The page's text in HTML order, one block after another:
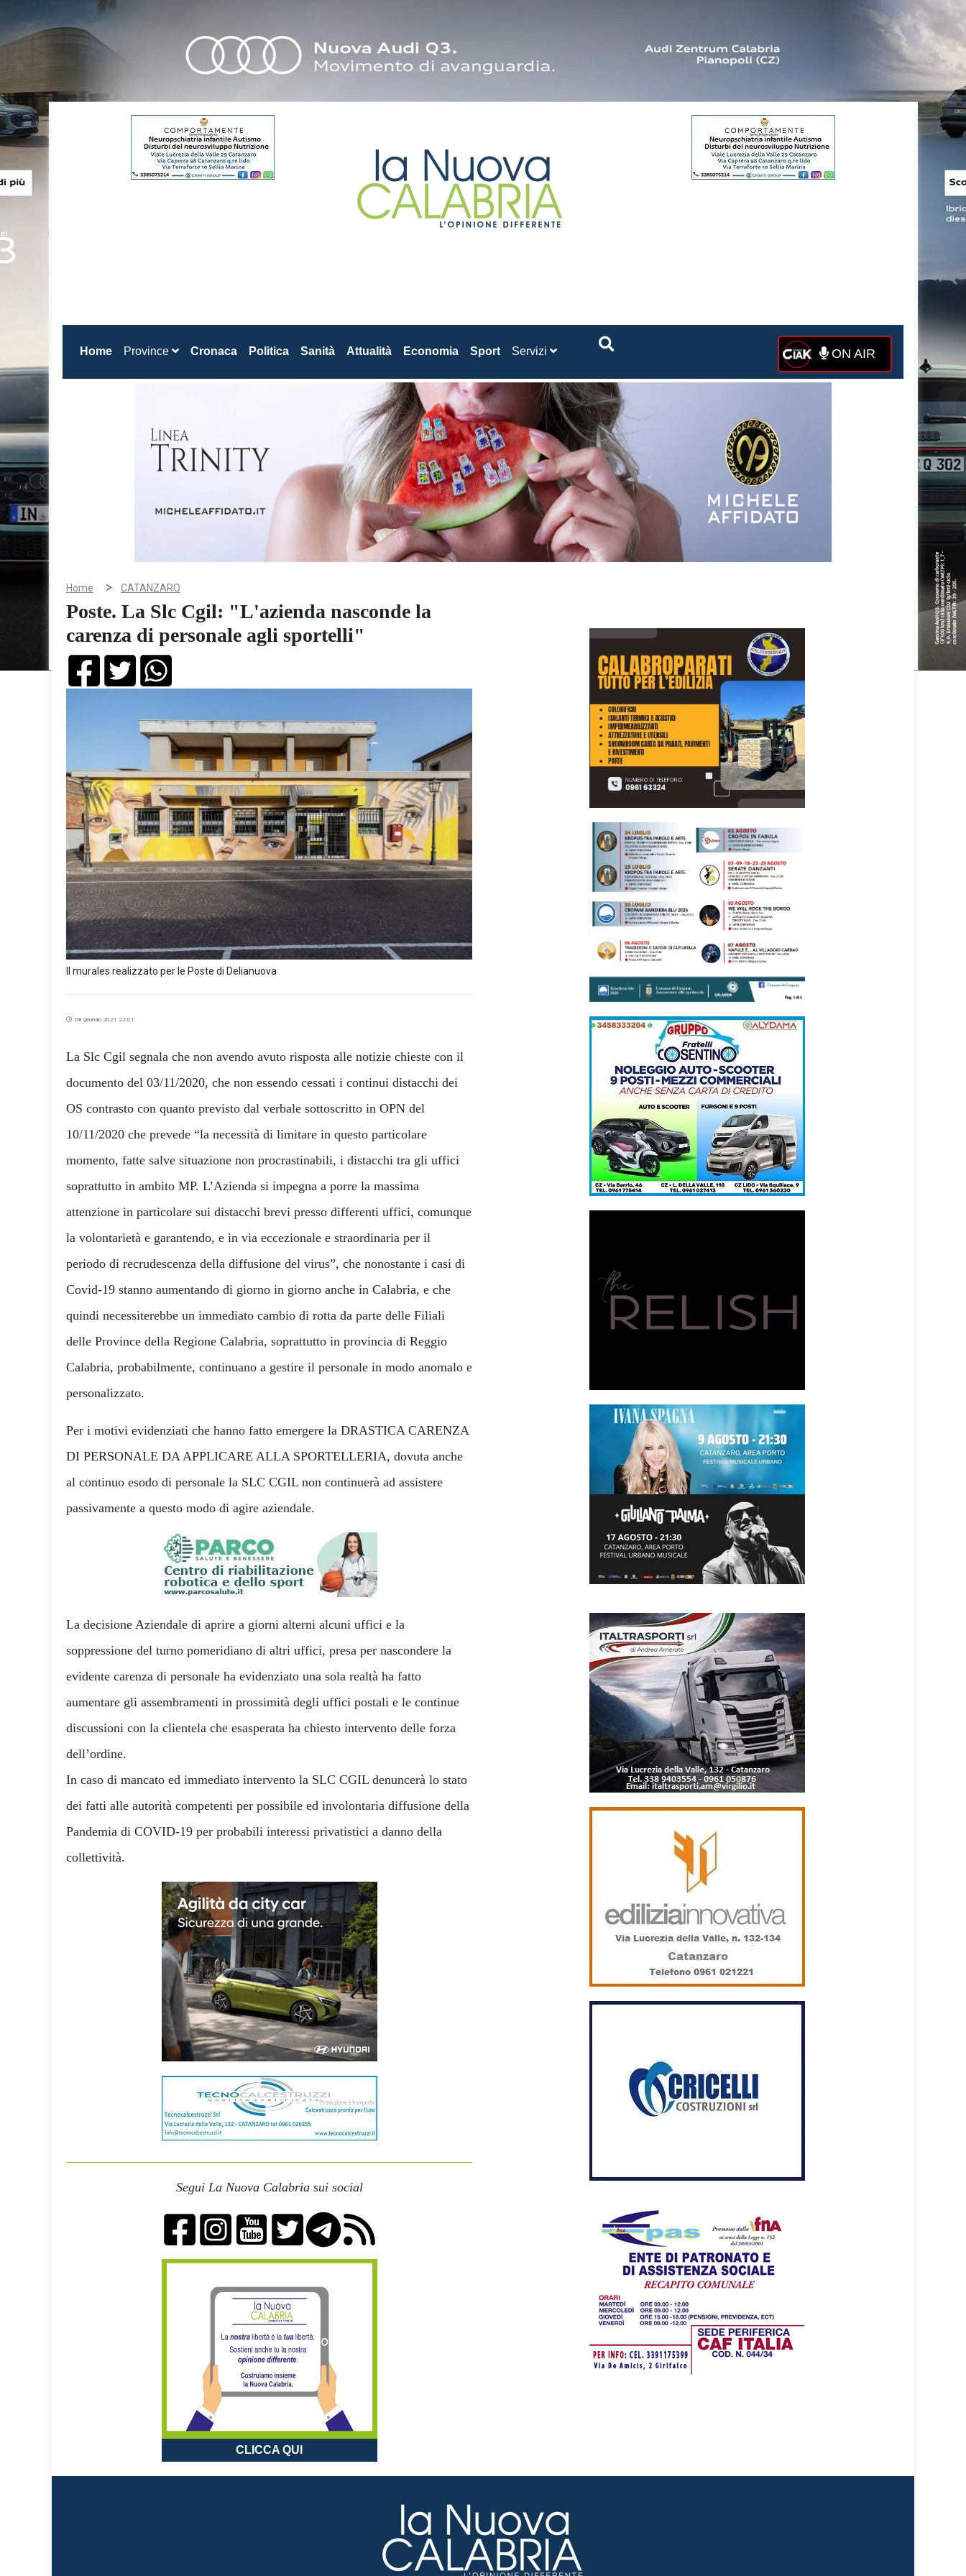
Home(current)
Province Cronaca Politica Sanità Attualità Economia Sport Servizi ON AIR
Home > CATANZARO
Poste. La Slc Cgil: "L'azienda nasconde la
carenza di personale agli sportelli"
Il murales realizzato per le Poste di Delianuova
08 gennaio 2021 22:01
La Slc Cgil segnala che non avendo avuto risposta alle notizie chieste con il
documento del 03/11/2020, che non essendo cessati i continui distacchi dei
OS contrasto con quanto previsto dal verbale sottoscritto in OPN del
10/11/2020 che prevede “la necessità di limitare in questo particolare
momento, fatte salve situazione non procrastinabili, i distacchi tra gli uffici
soprattutto in ambito MP. L’Azienda si impegna a porre la massima
attenzione in particolare sui distacchi brevi presso differenti uffici, comunque
la volontarietà e garantendo, e in via eccezionale e straordinaria per il
periodo di recrudescenza della diffusione del virus”, che nonostante i casi di
Covid-19 stanno aumentando di giorno in giorno anche in Calabria, e che
quindi necessiterebbe un immediato cambio di rotta da parte delle Filiali
delle Province della Regione Calabria, soprattutto in provincia di Reggio
Calabria, probabilmente, continuano a gestire il personale in modo anomalo e
personalizzato.
Per i motivi evidenziati che hanno fatto emergere la DRASTICA CARENZA
DI PERSONALE DA APPLICARE ALLA SPORTELLERIA, dovuta anche
al continuo esodo di personale la SLC CGIL non continuerà ad assistere
passivamente a questo modo di agire aziendale.
La decisione Aziendale di aprire a giorni alterni alcuni uffici e la
soppressione del turno pomeridiano di altri uffici, presa per nascondere la
evidente carenza di personale ha evidenziato una sola realtà ha fatto
aumentare gli assembramenti in prossimità degli uffici postali e le continue
discussioni con la clientela che esasperata ha chiesto intervento delle forza
dell’ordine.
In caso di mancato ed immediato intervento la SLC CGIL denuncerà lo stato
dei fatti alle autorità competenti per possibile ed involontaria diffusione della
Pandemia di COVID-19 per probabili interessi privatistici a danno della
collettività.
Segui La Nuova Calabria sui social
CLICCA QUI